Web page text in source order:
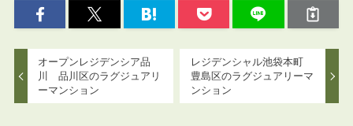
オープンレジデンシア品
川 品川区のラグジュアリ
ーマンション
レジデンシャル池袋本町
豊島区のラグジュアリーマ
ンション